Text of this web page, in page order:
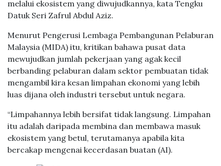
melalui ekosistem yang diwujudkannya, kata Tengku
Datuk Seri Zafrul Abdul Aziz.
Menurut Pengerusi Lembaga Pembangunan Pelaburan
Malaysia (MIDA) itu, kritikan bahawa pusat data
mewujudkan jumlah pekerjaan yang agak kecil
berbanding pelaburan dalam sektor pembuatan tidak
mengambil kira kesan limpahan ekonomi yang lebih
luas dijana oleh industri tersebut untuk negara.
“Limpahannya lebih bersifat tidak langsung. Limpahan
itu adalah daripada membina dan membawa masuk
ekosistem yang betul, terutamanya apabila kita
bercakap mengenai kecerdasan buatan (AI).